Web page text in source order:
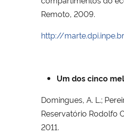
Remoto, 2009.
http://
Um dos cinco
Domingues, A. L.;
Reservatório Rodolfo
2011.